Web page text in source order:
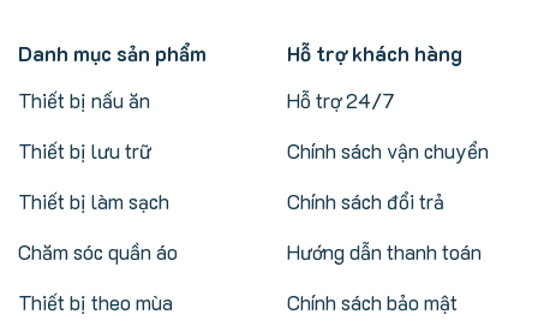
Danh mục sản phẩm
Thiết bị nấu ăn
Thiết bị lưu trữ
Thiết bị làm sạch
Chăm sóc quần áo
Thiết bị theo mùa
Hỗ trợ khách hàng
Hỗ trợ 24/7
Chính sách vận chuyển
Chính sách đổi trả
Hướng dẫn thanh toán
Chính sách bảo mật